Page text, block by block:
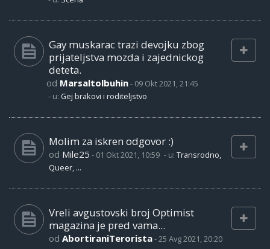
Gay muskarac trazi devojku zbog
prijateljstva mozda i zajednickog
deteta.
od Marsaltolbuhin- 09 Okt 2021, 21:45
- u: Gej brakovi i roditeljstvo
Molim za iskren odgovor :)
od Mile25 - 01 Okt 2021, 10:59 - u: Transrodno,
Queer, ...
Vreli avgustovski broj Optimist
magazina je pred vama...
od AbortiraniTerorista-25 Avg 2021, 20:20